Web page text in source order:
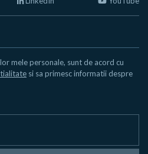
mele personale, sunt de acord cu
si sa primesc informatii despre